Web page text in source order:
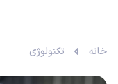
خانه تکنولوژی